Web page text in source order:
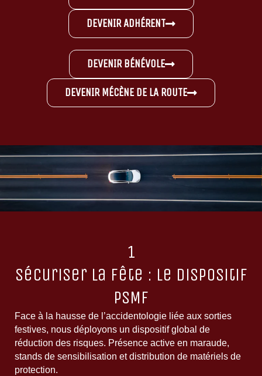
DEVENIR ADHÉRENT
DEVENIR BÉNÉVOLE
DEVENIR MÉCÈNE DE LA ROUTE
1
Sécuriser la fête : Le dispositif
PSMF
Face à la hausse de l’accidentologie liée aux sorties
festives, nous déployons un dispositif global de
réduction des risques. Présence active en maraude,
stands de sensibilisation et distribution de matériels de
protection.